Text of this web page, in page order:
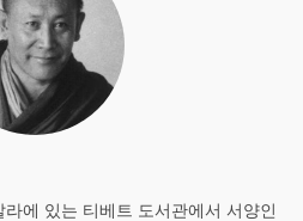
에 있는 티베트 도서관에서 서양인